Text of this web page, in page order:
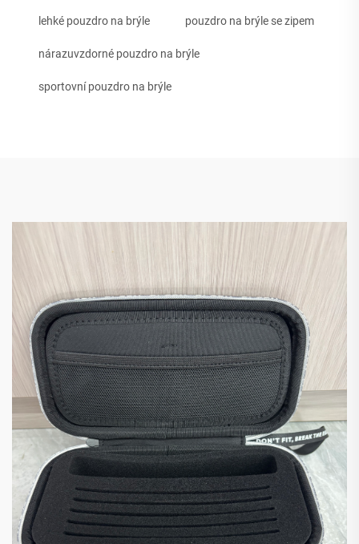
lehké pouzdro na brýle pouzdro na brýle se zipem
nárazuvzdorné pouzdro na brýle
sportovní pouzdro na brýle